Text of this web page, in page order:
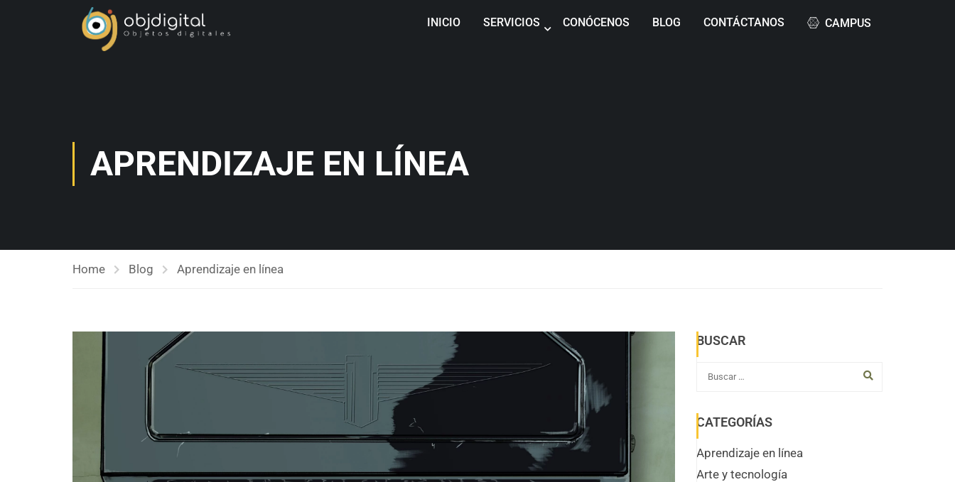
INICIO SERVICIOS CONÓCENOS BLOG CONTÁCTANOS CAMPUS
APRENDIZAJE EN LÍNEA
Home Blog Aprendizaje en línea
BUSCAR
CATEGORÍAS
Aprendizaje en línea
Arte y tecnología